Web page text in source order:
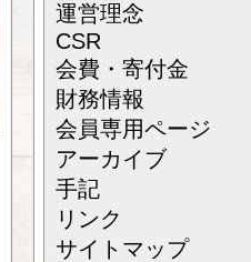
運営理念
CSR
会費・寄付金
財務情報
会員専用ページ
アーカイブ
手記
リンク
サイトマップ